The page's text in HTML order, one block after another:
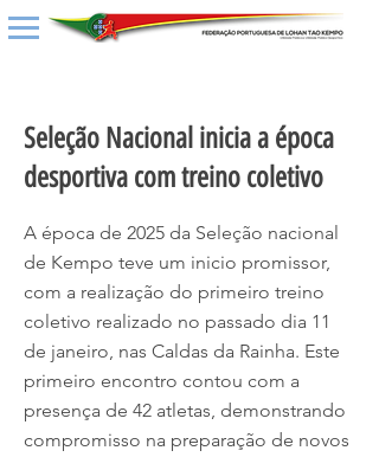
Seleção Nacional inicia a época
desportiva com treino coletivo
A época de 2025 da Seleção nacional
de Kempo teve um inicio promissor,
com a realização do primeiro treino
coletivo realizado no passado dia 11
de janeiro, nas Caldas da Rainha. Este
primeiro encontro contou com a
presença de 42 atletas, demonstrando
compromisso na preparação de novos